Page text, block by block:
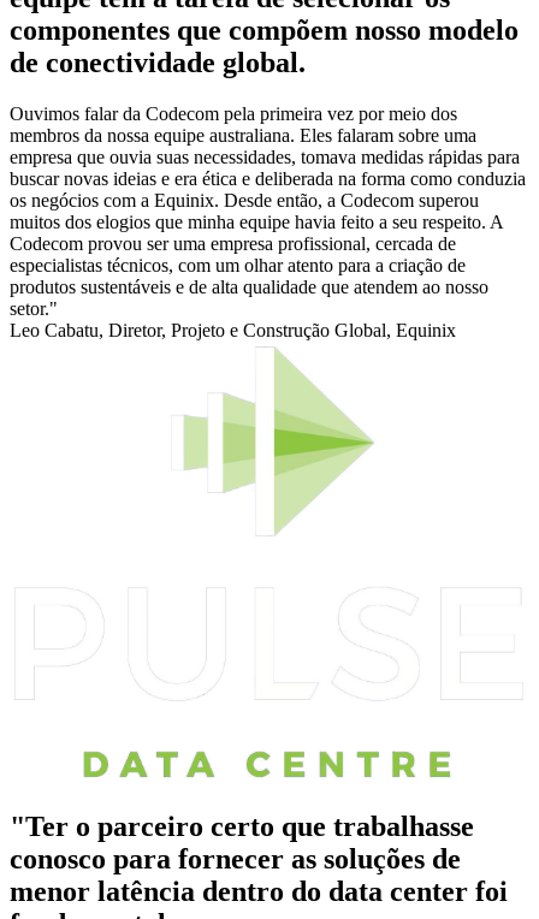
componentes que compõem nosso modelo
de conectividade global.
Ouvimos falar da Codecom pela primeira vez por meio dos
membros da nossa equipe australiana. Eles falaram sobre uma
empresa que ouvia suas necessidades, tomava medidas rápidas para
buscar novas ideias e era ética e deliberada na forma como conduzia
os negócios com a Equinix. Desde então, a Codecom superou
muitos dos elogios que minha equipe havia feito a seu respeito. A
Codecom provou ser uma empresa profissional, cercada de
especialistas técnicos, com um olhar atento para a criação de
produtos sustentáveis e de alta qualidade que atendem ao nosso
setor."
Leo Cabatu, Diretor, Projeto e Construção Global, Equinix
"Ter o parceiro certo que trabalhasse
conosco para fornecer as soluções de
menor latência dentro do data center foi